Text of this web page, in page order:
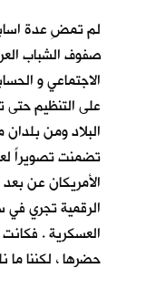
لم تمضِ عدة
صفوف الشباب
الاجتماعي و
على التنظيم
البلاد ومن بلدان
تضمنت تصويراً
الأمريكان عن
الرقمية تجري في
العسكرية . فكانت
حضرها ، لكننا